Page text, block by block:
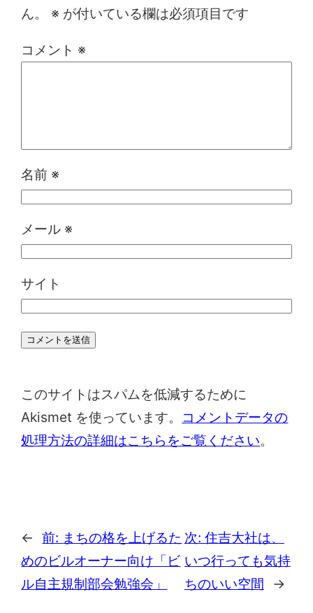
ん。
※ が付いている欄は必須項目です
コメント ※
名前 ※
メール ※
サイト
このサイトはスパムを低減するために
Akismet を使っています。
コメントデータの
処理方法の詳細はこちらをご覧ください。
← 前: まちの格を上げるた
めのビルオーナー向け「ビ
ル自主規制部会勉強会」
次: 住吉大社は、
いつ行っても気持
ちのいい空間
→